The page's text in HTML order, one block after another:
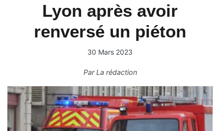
Lyon après avoir
renversé un piéton
30 Mars 2023
ParLa rédaction